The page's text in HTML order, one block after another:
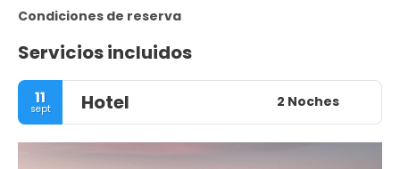
Condiciones de reserva
Servicios incluidos
11
sept Hotel 2 Noches